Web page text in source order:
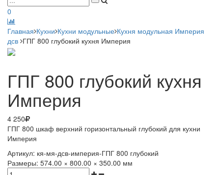
0
Главная Кухни Кухни модульные Кухня модульная Империя
дсв ГПГ 800 глубокий кухня Империя
ГПГ 800 глубокий кухня
Империя
4 250
ГПГ 800 шкаф верхний горизонтальный глубокий для кухни
Империя
Артикул: кя-мя-дсв-империя-ГПГ 800 глубокий
Размеры: 574.00 × 800.00 × 350.00 мм